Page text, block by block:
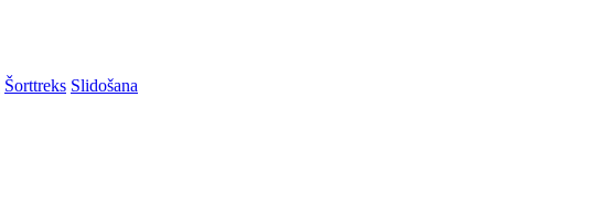
Šorttreks Slidošana